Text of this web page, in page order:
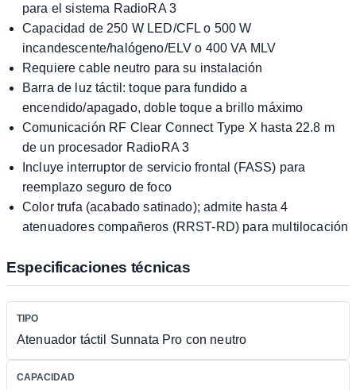
para el sistema RadioRA 3
Capacidad de 250 W LED/CFL o 500 W
incandescente/halógeno/ELV o 400 VA MLV
Requiere cable neutro para su instalación
Barra de luz táctil: toque para fundido a
encendido/apagado, doble toque a brillo máximo
Comunicación RF Clear Connect Type X hasta 22.8 m
de un procesador RadioRA 3
Incluye interruptor de servicio frontal (FASS) para
reemplazo seguro de foco
Color trufa (acabado satinado); admite hasta 4
atenuadores compañeros (RRST-RD) para multilocación
Especificaciones técnicas
TIPO
Atenuador táctil Sunnata Pro con neutro
CAPACIDAD